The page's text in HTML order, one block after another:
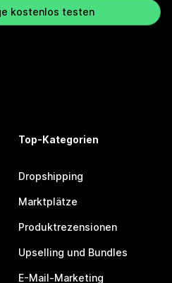
kostenlos testen
Top-Kategorien
Dropshipping
Marktplätze
Produktrezensionen
Upselling und Bundles
E-Mail-Marketing